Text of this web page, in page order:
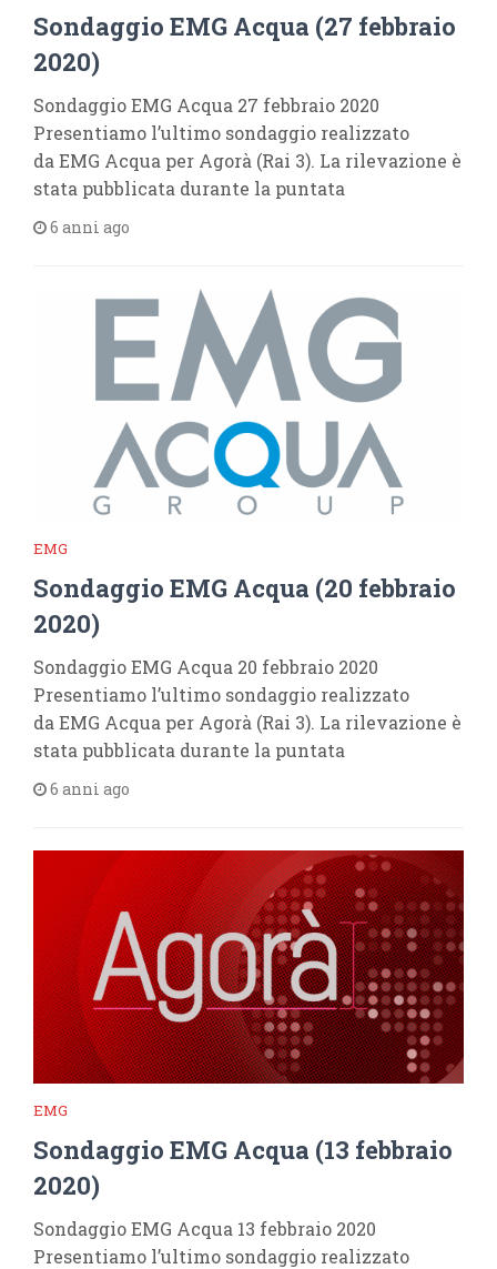
Sondaggio EMG Acqua (27 febbraio
2020)
Sondaggio EMG Acqua 27 febbraio 2020
Presentiamo l’ultimo sondaggio realizzato
da EMG Acqua per Agorà (Rai 3). La rilevazione è
stata pubblicata durante la puntata
6 anni ago
EMG
Sondaggio EMG Acqua (20 febbraio
2020)
Sondaggio EMG Acqua 20 febbraio 2020
Presentiamo l’ultimo sondaggio realizzato
da EMG Acqua per Agorà (Rai 3). La rilevazione è
stata pubblicata durante la puntata
6 anni ago
EMG
Sondaggio EMG Acqua (13 febbraio
2020)
Sondaggio EMG Acqua 13 febbraio 2020
Presentiamo l’ultimo sondaggio realizzato